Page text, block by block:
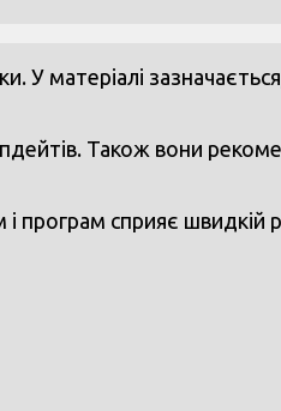
У матеріалі
Також вони
програм сприяє швидкій